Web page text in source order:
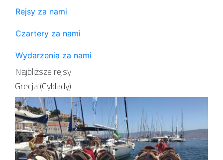
Rejsy za nami
Czartery za nami
Wydarzenia za nami
Najbliższe rejsy
Grecja (Cyklady)